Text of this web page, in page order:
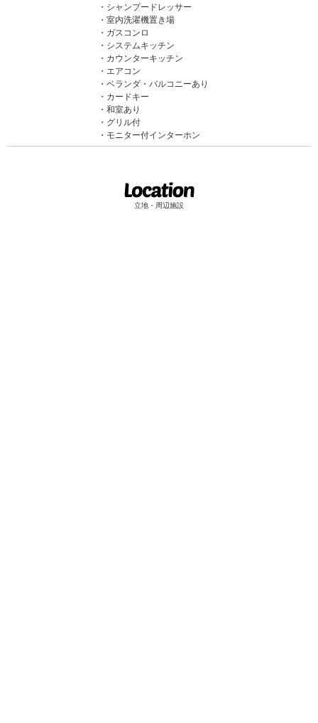
シャンプードレッサー
室内洗濯機置き場
ガスコンロ
システムキッチン
カウンターキッチン
エアコン
ベランダ・バルコニーあり
カードキー
和室あり
グリル付
モニター付インターホン
立地・周辺施設